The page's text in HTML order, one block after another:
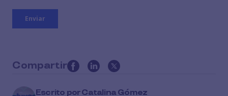
Compartir
this
articleEscrito porCatalina Gómez